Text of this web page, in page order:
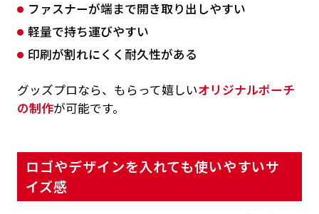
ファスナーが端まで開き取り出しやすい
軽量で持ち運びやすい
印刷が割れにくく耐久性がある
グッズプロなら、もらって嬉しいオリジナルポーチ
の制作が可能です。
ロゴやデザインを入れても使いやすいサ
イズ感